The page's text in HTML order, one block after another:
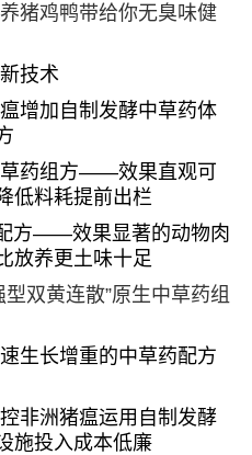
猪鸡鸭带给你无臭味健
技术
增加自制发酵中草药体
草药组方——效果直观可
低料耗提前出栏
方——效果显著的动物肉
放养更土味十足
双黄连散”原生中草药组
生长增重的中草药配方
非洲猪瘟运用自制发酵
施投入成本低廉